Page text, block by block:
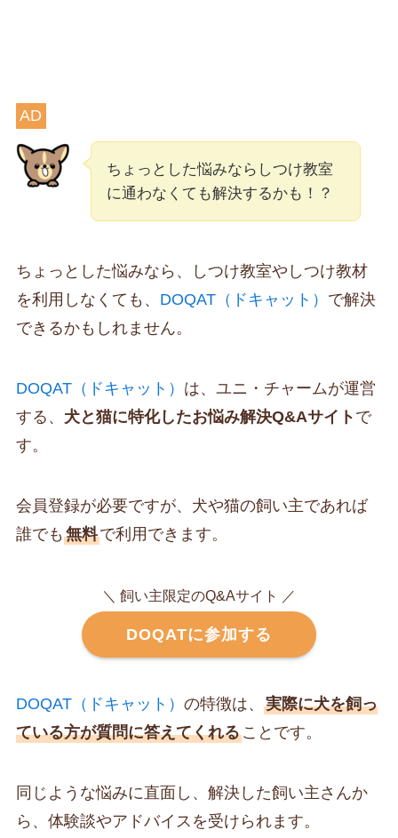
AD
ちょっとした悩みならしつけ教室
に通わなくても解決するかも！？
ちょっとした悩みなら、しつけ教室やしつけ教材
を利用しなくても、 DOQAT（ドキャット） で解決
できるかもしれません。
DOQAT（ドキャット） は、ユニ・チャームが運営
する、 犬と猫に特化したお悩み解決Q&Aサイト で
す。
会員登録が必要ですが、犬や猫の飼い主であれば
誰でも 無料で利用できます。
＼ 飼い主限定のQ&Aサイト ／
DOQATに参加する
DOQAT（ドキャット） の特徴は、 実際に犬を飼っ
ている方が質問に答えてくれることです。
同じような悩みに直面し、解決した飼い主さんか
ら、体験談やアドバイスを受けられます。